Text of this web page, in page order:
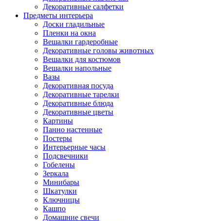
Декоративные салфетки
Предметы интерьера
Доски гладильные
Пленки на окна
Вешалки гардеробные
Декоративные головы животных
Вешалки для костюмов
Вешалки напольные
Вазы
Декоративная посуда
Декоративные тарелки
Декоративные блюда
Декоративные цветы
Картины
Панно настенные
Постеры
Интерьерные часы
Подсвечники
Гобелены
Зеркала
Минибары
Шкатулки
Ключницы
Кашпо
Домашние свечи